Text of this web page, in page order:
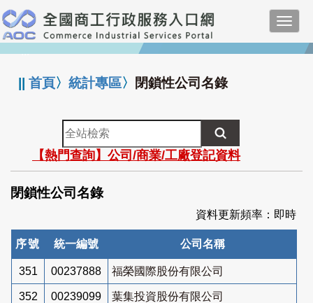
跳
到
主
要
:::
||首頁〉統計專區〉 閉鎖性公司名錄
全
站
檢
索
【熱門查詢】公司/商業/工廠登記資料
閉鎖性公司名錄
資料更新頻率：即時
序號 統一編號 公司名稱
351 00237888 福榮國際股份有限公司
352 00239099 葉集投資股份有限公司